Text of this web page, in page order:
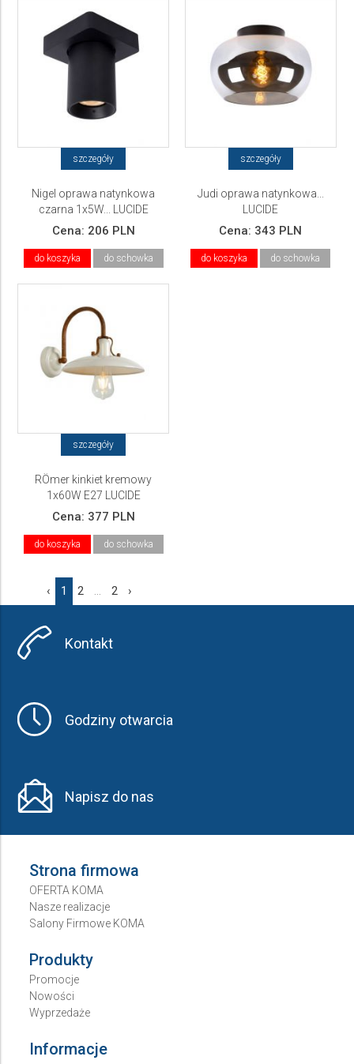
szczegóły
Nigel oprawa natynkowa
czarna 1x5W... LUCIDE
Cena: 206 PLN
do koszyka do schowka
szczegóły
Judi oprawa natynkowa...
LUCIDE
Cena: 343 PLN
do koszyka do schowka
szczegóły
RÖmer kinkiet kremowy
1x60W E27 LUCIDE
Cena: 377 PLN
do koszyka do schowka
‹ 1 2 ... 2 ›
Kontakt
Godziny otwarcia
Napisz do nas
Strona firmowa
OFERTA KOMA
Nasze realizacje
Salony Firmowe KOMA
Produkty
Promocje
Nowości
Wyprzedaże
Informacje